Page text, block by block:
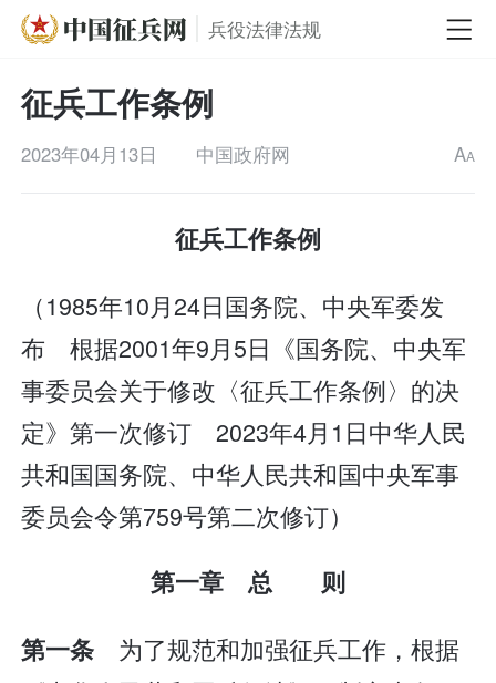
兵役法律法规
征兵工作条例
2023年04月13日 中国政府网 AA
征兵工作条例
（1985年10月24日国务院、中央军委发
布 根据2001年9月5日《国务院、中央军
事委员会关于修改〈征兵工作条例〉的决
定》第一次修订 2023年4月1日中华人民
共和国国务院、中华人民共和国中央军事
委员会令第759号第二次修订）
第一章 总 则
第一条 为了规范和加强征兵工作，根据